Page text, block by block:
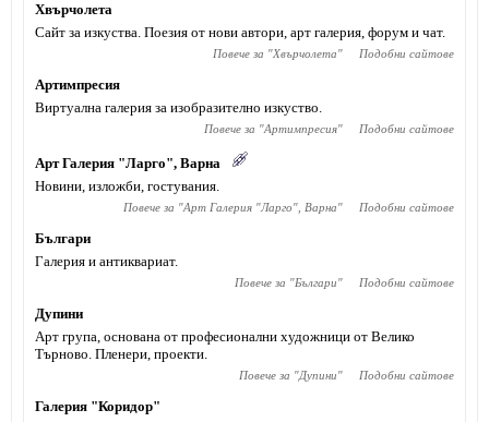
Хвърчолета
Сайт за изкуства. Поезия от нови автори, арт галерия, форум и чат.
Повече за "Хвърчолета" Подобни сайтове
Артимпресия
Виртуална галерия за изобразително изкуство.
Повече за "Артимпресия" Подобни сайтове
Арт Галерия "Ларго", Варна
Новини, изложби, гостувания.
Повече за "Арт Галерия "Ларго", Варна" Подобни сайтове
Българи
Галерия и антиквариат.
Повече за "Българи" Подобни сайтове
Дупини
Арт група, основана от професионални художници от Велико
Търново. Пленери, проекти.
Повече за "Дупини" Подобни сайтове
Галерия "Коридор"